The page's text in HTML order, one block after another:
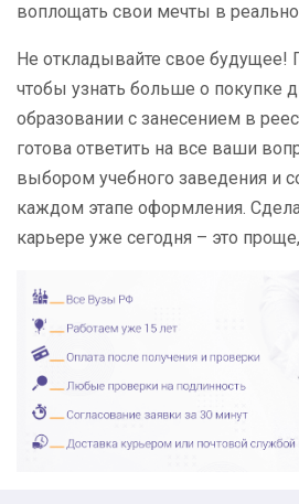
воплощать свои мечты в
Не откладывайте свое будущее!
чтобы узнать больше о
образовании с занесением в
готова ответить на все ваши
выбором учебного заведения и
каждом этапе оформления.
карьере уже сегодня – это